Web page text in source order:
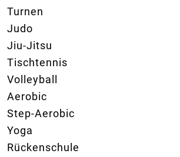
Turnen
Judo
Jiu-Jitsu
Tischtennis
Volleyball
Aerobic
Step-Aerobic
Yoga
Rückenschule